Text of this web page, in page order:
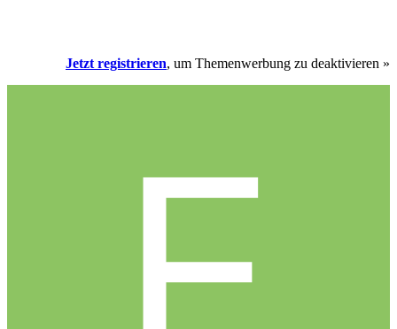
Jetzt registrieren, um Themenwerbung zu deaktivieren »